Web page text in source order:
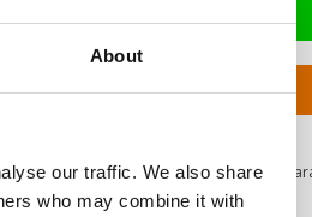
About
our traffic. We also share
who may combine it with
- MOD DEPOSITUM
glade kunder
10 års